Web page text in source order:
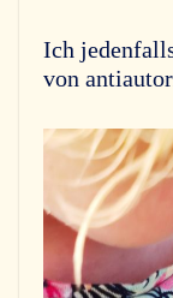
Ich
von